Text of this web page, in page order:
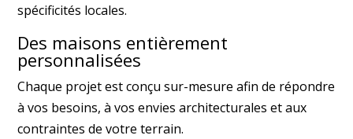
spécificités locales.
Des maisons entièrement
personnalisées
Chaque projet est conçu sur-mesure afin de répondre
à vos besoins, à vos envies architecturales et aux
contraintes de votre terrain.